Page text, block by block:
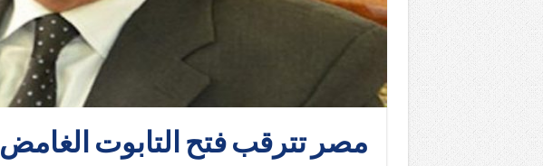
مصر تترقب فتح التابوت الغامض